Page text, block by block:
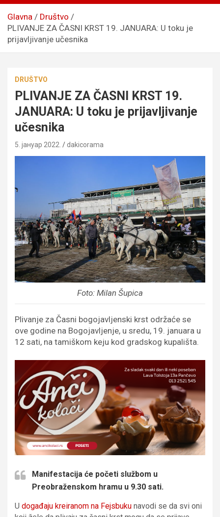
Glavna
Društvo
PLIVANJE ZA ČASNI KRST 19. JANUARA: U toku je
prijavljivanje učesnika
DRUŠTVO
PLIVANJE ZA ČASNI KRST 19.
JANUARA: U toku je prijavljivanje
učesnika
5. јануар 2022. dakicorama
Foto: Milan Šupica
Plivanje za Časni bogojavljenski krst održaće se
ove godine na Bogojavljenje, u sredu, 19. januara u
12 sati, na tamiškom keju kod gradskog kupališta.
Manifestacija će početi službom u
Preobraženskom hramu u 9.30 sati.
U događaju kreiranom na Fejsbuku navodi se da svi oni